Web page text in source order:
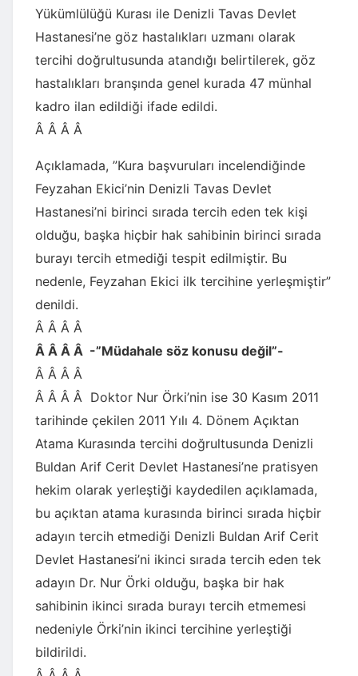
Yükümlülüğü Kurası ile Denizli Tavas Devlet
Hastanesi’ne göz hastalıkları uzmanı olarak
tercihi doğrultusunda atandığı belirtilerek, göz
hastalıkları branşında genel kurada 47 münhal
kadro ilan edildiği ifade edildi.
Â Â Â Â
Açıklamada, ”Kura başvuruları incelendiğinde
Feyzahan Ekici’nin Denizli Tavas Devlet
Hastanesi’ni birinci sırada tercih eden tek kişi
olduğu, başka hiçbir hak sahibinin birinci sırada
burayı tercih etmediği tespit edilmiştir. Bu
nedenle, Feyzahan Ekici ilk tercihine yerleşmiştir”
denildi.
Â Â Â Â
Â Â Â Â -”Müdahale söz konusu değil”-
Â Â Â Â
Â Â Â Â Doktor Nur Örki’nin ise 30 Kasım 2011
tarihinde çekilen 2011 Yılı 4. Dönem Açıktan
Atama Kurasında tercihi doğrultusunda Denizli
Buldan Arif Cerit Devlet Hastanesi’ne pratisyen
hekim olarak yerleştiği kaydedilen açıklamada,
bu açıktan atama kurasında birinci sırada hiçbir
adayın tercih etmediği Denizli Buldan Arif Cerit
Devlet Hastanesi’ni ikinci sırada tercih eden tek
adayın Dr. Nur Örki olduğu, başka bir hak
sahibinin ikinci sırada burayı tercih etmemesi
nedeniyle Örki’nin ikinci tercihine yerleştiği
bildirildi.